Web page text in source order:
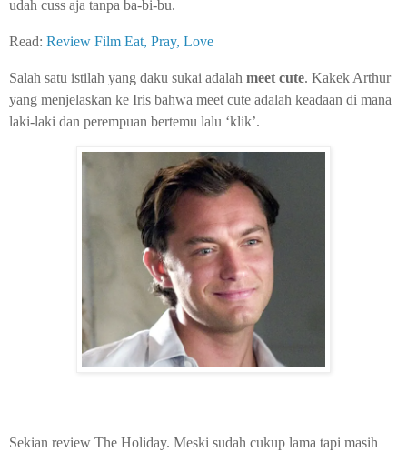
udah cuss aja tanpa ba-bi-bu.
Read: Review Film Eat, Pray, Love
Salah satu istilah yang daku sukai adalah meet cute. Kakek Arthur
yang menjelaskan ke Iris bahwa meet cute adalah keadaan di mana
laki-laki dan perempuan bertemu lalu ‘klik’.
Sekian review The Holiday. Meski sudah cukup lama tapi masih